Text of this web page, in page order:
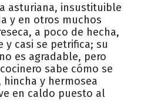
asturiana, insustituible
y en otros muchos
a poco de hecha,
y casi se petrifica; su
es agradable, pero
sabe cómo se
hincha y hermosea
en caldo puesto al